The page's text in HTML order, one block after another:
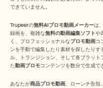
できていません。
Trupeerの無料AIプロモ動画メーカーは
録画を、複雑な無料の動画編集ソフトや
く、プロフェッショナルなプロモ動画コ
ンを手動で編集したり素材を探したり
ル、トランジション、そして各プラッ
た動画プロモコンテンツを数分で生成で
あなたが商品プロモ動画、ローンチ告知
お客様の事例
ヘルプセンター
トレーニング